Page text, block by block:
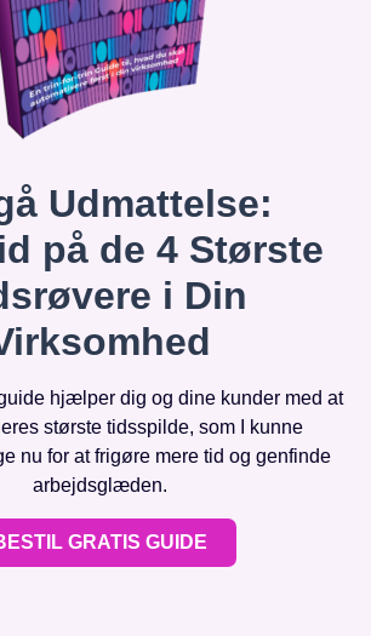
Udmattelse:
på de 4 Største
i Din
hjælper dig og dine kunder med at
største tidsspilde, som I kunne
nu for at frigøre mere tid og genfinde
arbejdsglæden.
GRATIS GUIDE